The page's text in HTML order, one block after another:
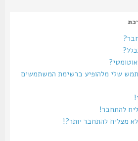
שלי מלהופיע ברשימת המשתמשים
להתחבר יותר?!